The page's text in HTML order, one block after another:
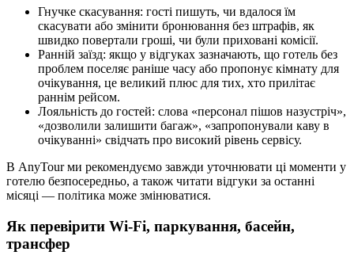
Гнучке скасування: гості пишуть, чи вдалося їм
скасувати або змінити бронювання без штрафів, як
швидко повертали гроші, чи були приховані комісії.
Ранній заїзд: якщо у відгуках зазначають, що готель без
проблем поселяє раніше часу або пропонує кімнату для
очікування, це великий плюс для тих, хто прилітає
раннім рейсом.
Лояльність до гостей: слова «персонал пішов назустріч»,
«дозволили залишити багаж», «запропонували каву в
очікуванні» свідчать про високий рівень сервісу.
В AnyTour ми рекомендуємо завжди уточнювати ці моменти у
готелю безпосередньо, а також читати відгуки за останні
місяці — політика може змінюватися.
Як перевірити Wi-Fi, паркування, басейн,
трансфер